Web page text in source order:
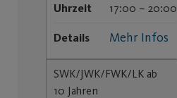
Uhrzeit 17:00 – 20:00
Details Mehr Infos
SWK/JWK/FWK/LK ab
10 Jahren